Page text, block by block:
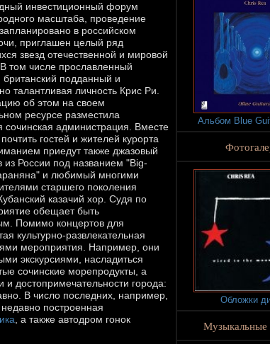
инвестиционный форум
масштаба, проведение
в российском
приглашен целый ряд
звезд отечественной и мировой
том числе прославленный
британский подданный и
талантливая личность Крис Ри.
об этом на своем
ресурсе разместила
сочинская администрация. Вместе
гостей и жителей курорта
приедут также джазовый
из России под названием "Big-
и любимый многими
старшего поколения
казачий хор. Судя по
обещает быть
Помимо концертов для
культурно-развлекательная
мероприятия. Например, они
экскурсиями, насладиться
сочинские морепродукты, а
и достопримечательности города:
В число последних, например,
построенная
, а также автодром гонок
Альбом Blue
Обложки
Музыкальные